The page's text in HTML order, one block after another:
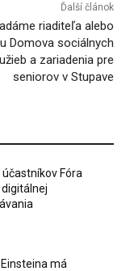
Ďalší článok
riaditeľa alebo
Domova sociálnych
a zariadenia pre
seniorov v Stupave
Fóra
má